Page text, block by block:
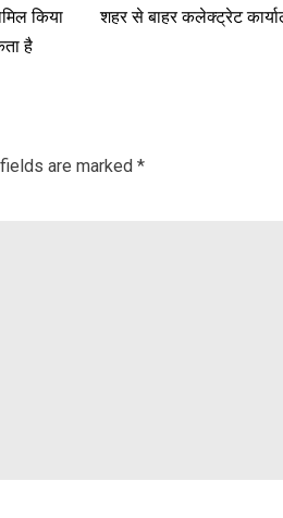
किया
है
शहर से बाहर कलेक्ट्रेट
are marked *